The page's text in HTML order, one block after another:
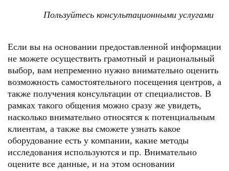
Пользуйтесь консультационными услугами
Если вы на основании предоставленной информации
не можете осуществить грамотный и рациональный
выбор, вам непременно нужно внимательно оценить
возможность самостоятельного посещения центров, а
также получения консультации от специалистов. В
рамках такого общения можно сразу же увидеть,
насколько внимательно относятся к потенциальным
клиентам, а также вы сможете узнать какое
оборудование есть у компании, какие методы
исследования используются и пр. Внимательно
оцените все данные, и на этом основании